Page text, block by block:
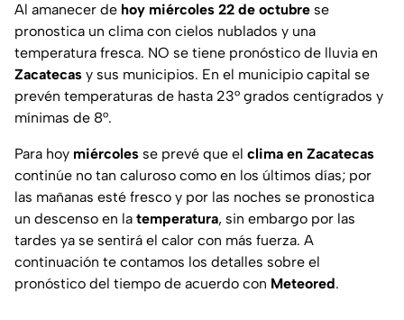
Al amanecer de hoy miércoles 22 de octubre se
pronostica un clima con cielos nublados y una
temperatura fresca. NO se tiene pronóstico de lluvia en
Zacatecas y sus municipios. En el municipio capital se
prevén temperaturas de hasta 23° grados centígrados y
mínimas de 8°.
Para hoy miércoles se prevé que el clima en Zacatecas
continúe no tan caluroso como en los últimos días; por
las mañanas esté fresco y por las noches se pronostica
un descenso en la temperatura, sin embargo por las
tardes ya se sentirá el calor con más fuerza. A
continuación te contamos los detalles sobre el
pronóstico del tiempo de acuerdo con Meteored.